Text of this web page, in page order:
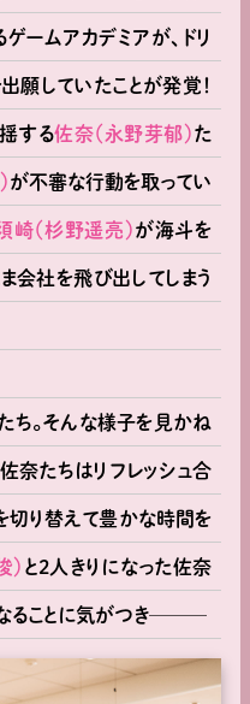
ームアカデミアが、ドリ
願していたことが発覚！
する佐奈（永野芽郁）た
が不審な行動を取ってい
崎（杉野遥亮）が海斗を
会社を飛び出してしまう
ち。そんな様子を見かね
奈たちはリフレッシュ合
切り替えて豊かな時間を
） と2人きりになった佐奈
なることに気がつき───